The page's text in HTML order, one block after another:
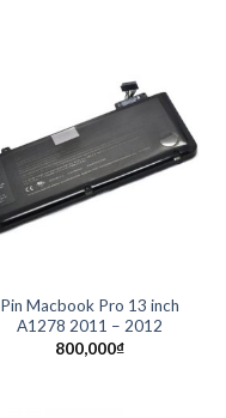
Pin Macbook Pro 13 inch
A1278 2011 – 2012
800,000₫